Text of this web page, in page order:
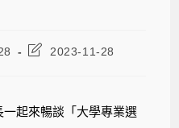
2023-11-28
起來暢談「大學專業選